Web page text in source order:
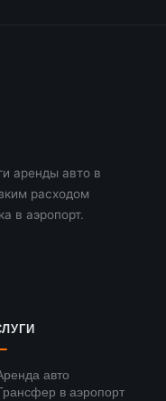
аренды авто в
расходом
в аэропорт.
авто
в аэропорт